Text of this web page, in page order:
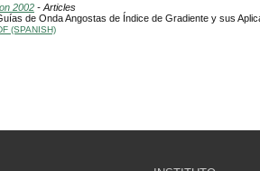
2002 - Articles
de Onda Angostas de Índice de Gradiente y sus
(SPANISH)